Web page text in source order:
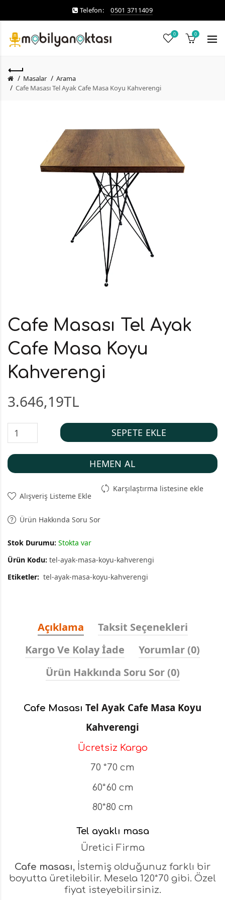
Telefon: 0501 3711409
0 0
Masalar
Arama
Cafe Masası Tel Ayak Cafe Masa Koyu Kahverengi
Cafe Masası Tel Ayak
Cafe Masa Koyu
Kahverengi
3.646,19TL
SEPETE EKLE
HEMEN AL
Alışveriş Listeme Ekle
Karşılaştırma listesine ekle
Ürün Hakkında Soru Sor
Stok Durumu: Stokta var
Ürün Kodu: tel-ayak-masa-koyu-kahverengi
Etiketler: tel-ayak-masa-koyu-kahverengi
Açıklama
Taksit Seçenekleri
Kargo Ve Kolay İade
Yorumlar (0)
Ürün Hakkında Soru Sor (0)
Cafe Masası Tel Ayak Cafe Masa Koyu
Kahverengi
Ücretsiz Kargo
70 *70 cm
60*60 cm
80*80 cm
Tel ayaklı masa
Üretici Firma
Cafe masası, İstemiş olduğunuz farklı bir
boyutta üretilebilir. Mesela 120*70 gibi. Özel
fiyat isteyebilirsiniz.